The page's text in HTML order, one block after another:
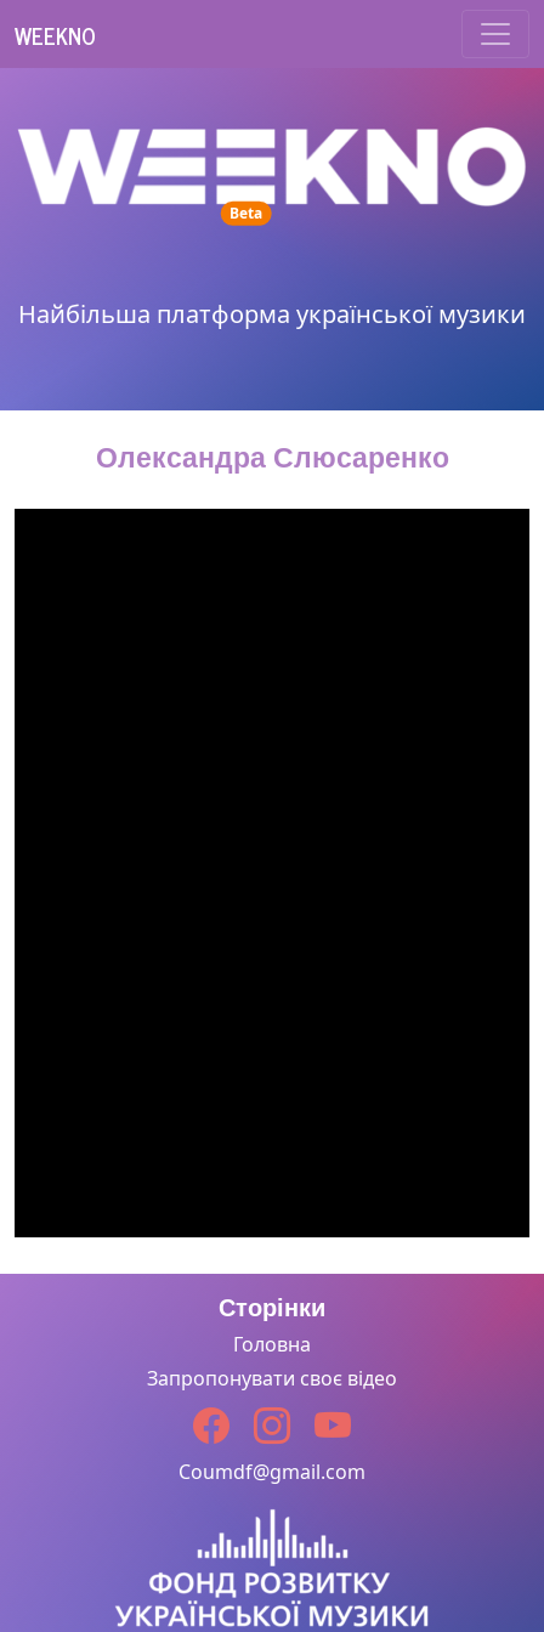
WEEKNO
Betaunread messages
Найбільша платформа української музики
Олександра Слюсаренко
Сторінки
Головна
Запропонувати своє відео
Coumdf@gmail.com